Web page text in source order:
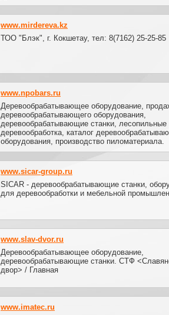
www.mirdereva.kz
ТОО "Блэк", г. Кокшетау, тел: 8(7162) 25-25-85
www.npobars.ru
Деревообрабатывающее оборудование,
деревообрабатывающего оборудования,
деревообрабатывающие станки, лесопильные
деревообработка, каталог
оборудования, производство пиломатериала.
www.sicar-group.ru
SICAR - деревообрабатывающие станки,
для деревообработки и мебельной
www.slav-dvor.ru
Деревообрабатывающее оборудование,
деревообрабатывающие станки. СТФ
двор> / Главная
www.imatec.ru